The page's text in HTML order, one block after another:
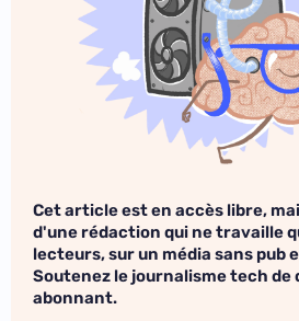
Cet article est en accès libre,
d'une rédaction qui ne travaille
lecteurs, sur un média sans pub
Soutenez le journalisme tech de
abonnant.